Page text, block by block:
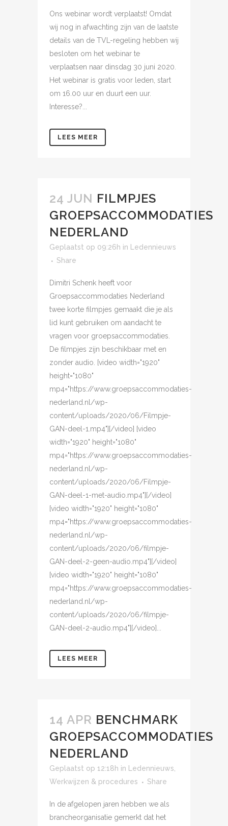
Ons webinar wordt verplaatst! Omdat
wij nog in afwachting zijn van de laatste
details van de TVL-regeling hebben wij
besloten om het webinar te
verplaatsen naar dinsdag 30 juni 2020.
Het webinar is gratis voor leden, start
om 16.00 uur en duurt een uur.
Interesse?...
LEES MEER
24 JUN FILMPJES
GROEPSACCOMMODATIES
NEDERLAND
Geplaatst op 09:26h in
Ledennieuws
Share
Dimitri Schenk heeft voor
Groepsaccommodaties Nederland
twee korte filmpjes gemaakt die je als
lid kunt gebruiken om aandacht te
vragen voor groepsaccommodaties.
De filmpjes zijn beschikbaar met en
zonder audio. [video width="1920"
height="1080"
mp4="https://www.groepsaccommodaties-
nederland.nl/wp-
content/uploads/2020/06/Filmpje-
GAN-deel-1.mp4"][/video] [video
width="1920" height="1080"
mp4="https://www.groepsaccommodaties-
nederland.nl/wp-
content/uploads/2020/06/Filmpje-
GAN-deel-1-met-audio.mp4"][/video]
[video width="1920" height="1080"
mp4="https://www.groepsaccommodaties-
nederland.nl/wp-
content/uploads/2020/06/filmpje-
GAN-deel-2-geen-audio.mp4"][/video]
[video width="1920" height="1080"
mp4="https://www.groepsaccommodaties-
nederland.nl/wp-
content/uploads/2020/06/filmpje-
GAN-deel-2-audio.mp4"][/video]...
LEES MEER
14 APR BENCHMARK
GROEPSACCOMMODATIES
NEDERLAND
Geplaatst op 12:18h in Ledennieuws
Werkwijzen & procedures
Share
In de afgelopen jaren hebben we als
brancheorganisatie gemerkt dat het